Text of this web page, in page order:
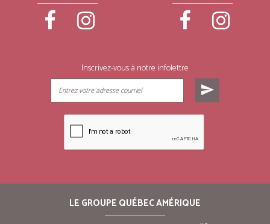
Inscrivez-vous à notre infolettre
send
LE GROUPE QUÉBEC AMÉRIQUE